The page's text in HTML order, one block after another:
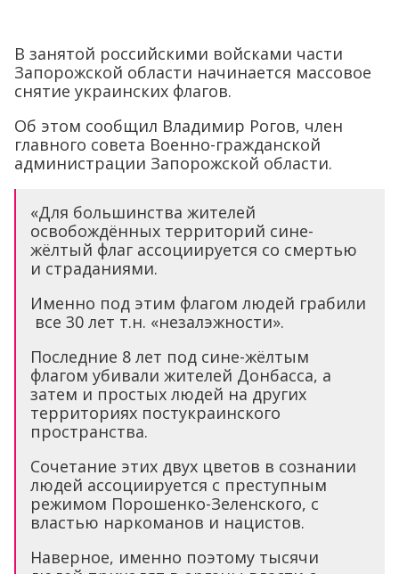
В занятой российскими войсками части
Запорожской области начинается массовое
снятие украинских флагов.
Об этом сообщил Владимир Рогов, член
главного совета Военно-гражданской
администрации Запорожской области.
«Для большинства жителей
освобождённых территорий сине-
жёлтый флаг ассоциируется со смертью
и страданиями.
Именно под этим флагом людей грабили
все 30 лет т.н. «незалэжности».
Последние 8 лет под сине-жёлтым
флагом убивали жителей Донбасса, а
затем и простых людей на других
территориях постукраинского
пространства.
Сочетание этих двух цветов в сознании
людей ассоциируется с преступным
режимом Порошенко-Зеленского, с
властью наркоманов и нацистов.
Наверное, именно поэтому тысячи